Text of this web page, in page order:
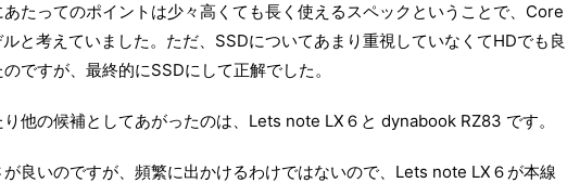
たってのポイントは少々高くても長く使えるスペックということで、Core
と考えていました。ただ、SSDについてあまり重視していなくてHDでも良
ですが、最終的にSSDにして正解でした。
他の候補としてあがったのは、Lets note LX６と dynabook RZ83 です。
良いのですが、頻繁に出かけるわけではないので、Lets note LX６が本線